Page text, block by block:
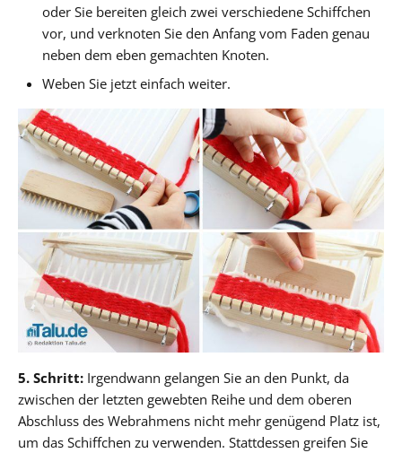
oder Sie bereiten gleich zwei verschiedene Schiffchen
vor, und verknoten Sie den Anfang vom Faden genau
neben dem eben gemachten Knoten.
Weben Sie jetzt einfach weiter.
5. Schritt: Irgendwann gelangen Sie an den Punkt, da
zwischen der letzten gewebten Reihe und dem oberen
Abschluss des Webrahmens nicht mehr genügend Platz ist,
um das Schiffchen zu verwenden. Stattdessen greifen Sie